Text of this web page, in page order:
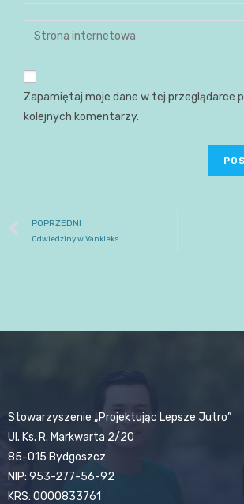
Zapamiętaj moje dane w tej przeglądarce
kolejnych komentarzy.
POPRZEDNI
Odwiedziny w Vankleks
Stowarzyszenie „Projektując Lepsze Jutro”
Ul. Ks. R. Markwarta 2/20
85-015 Bydgoszcz
NIP: 953-277-56-92
KRS: 0000833761